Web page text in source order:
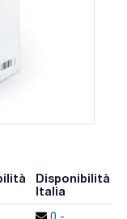
Disponibilità
Italia